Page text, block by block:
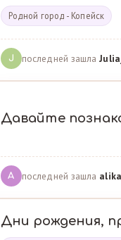
Родной город - Копейск
J последней зашла
Давайте
A последней зашла
Дни рождения,